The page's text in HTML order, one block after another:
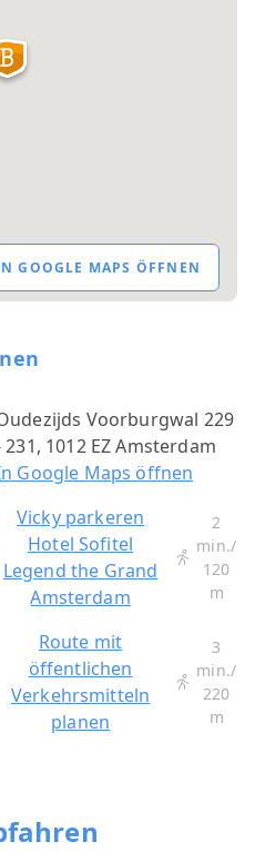
GOOGLE MAPS ÖFFNEN
Voorburgwal 229
231, 1012 EZ Amsterdam
Google Maps öffnen
Vicky parkeren
Hotel Sofitel
Legend the Grand
Amsterdam
2
min./
120
m
Route mit
öffentlichen
Verkehrsmitteln
planen
3
min./
220
m